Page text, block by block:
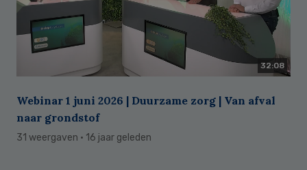
32:08
Webinar 1 juni 2026 | Duurzame zorg | Van afval
naar grondstof
31 weergaven · 16 jaar geleden